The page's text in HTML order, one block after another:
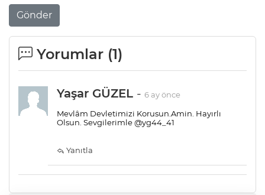
Gönder
Yorumlar (1)
Yaşar GÜZEL - 6 ay önce
Mevlâm Devletimizi Korusun.Amin. Hayırlı
Olsun. Sevgilerimle @yg44_41
Yanıtla